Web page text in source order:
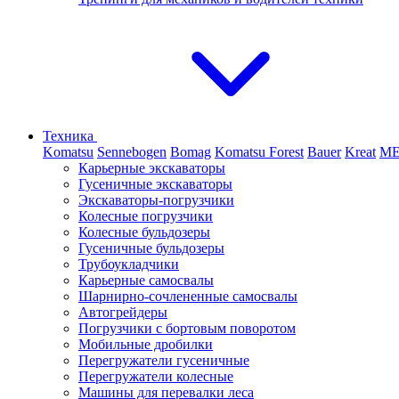
Техника
Komatsu Sennebogen Bomag Komatsu Forest Bauer Kreat
Карьерные экскаваторы
Гусеничные экскаваторы
Экскаваторы-погрузчики
Колесные погрузчики
Колесные бульдозеры
Гусеничные бульдозеры
Трубоукладчики
Карьерные самосвалы
Шарнирно-сочлененные cамосвалы
Автогрейдеры
Погрузчики с бортовым поворотом
Мобильные дробилки
Перегружатели гусеничные
Перегружатели колесные
Машины для перевалки леса